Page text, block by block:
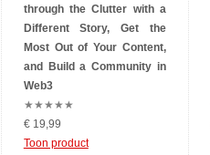
through the Clutter with a
Different Story, Get the
Most Out of Your Content,
and Build a Community in
Web3
★★★★★
€ 19,99
Toon product